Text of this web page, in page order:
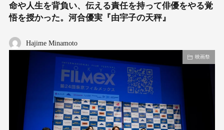
命や人生を背負い、伝える責任を持って俳優をやる覚
悟を授かった。河合優実『由宇子の天秤』
Hajime Minamoto
映画祭